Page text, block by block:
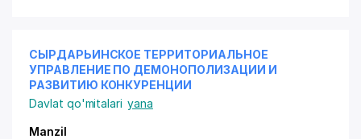
СЫРДАРЬИНСКОЕ ТЕРРИТОРИАЛЬНОЕ
УПРАВЛЕНИЕ ПО ДЕМОНОПОЛИЗАЦИИ И
РАЗВИТИЮ КОНКУРЕНЦИИ
Davlat qo'mitalari yana
Manzil